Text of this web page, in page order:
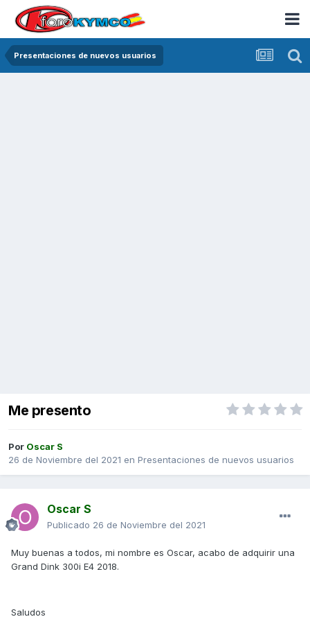
Presentaciones de nuevos usuarios
Me presento
Por Oscar S
26 de Noviembre del 2021 en Presentaciones de nuevos usuarios
Oscar S
Publicado 26 de Noviembre del 2021
Muy buenas a todos, mi nombre es Oscar, acabo de adquirir una
Grand Dink 300i E4 2018.
Saludos